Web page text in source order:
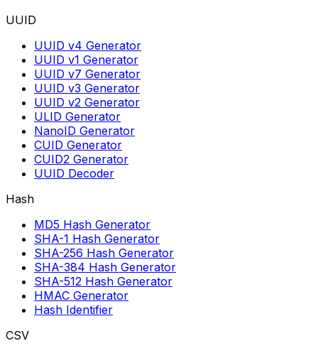
UUID
UUID v4 Generator
UUID v1 Generator
UUID v7 Generator
UUID v3 Generator
UUID v2 Generator
ULID Generator
NanoID Generator
CUID Generator
CUID2 Generator
UUID Decoder
Hash
MD5 Hash Generator
SHA-1 Hash Generator
SHA-256 Hash Generator
SHA-384 Hash Generator
SHA-512 Hash Generator
HMAC Generator
Hash Identifier
CSV